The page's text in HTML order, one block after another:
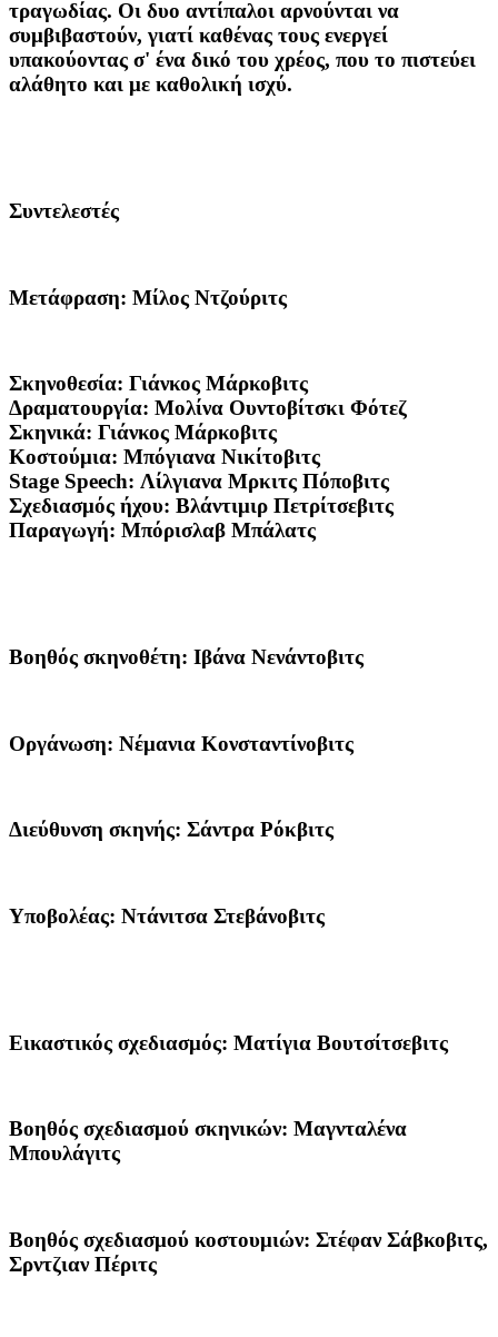
τραγωδίας. Οι δυο αντίπαλοι αρνούνται να
συμβιβαστούν, γιατί καθένας τους ενεργεί
υπακούοντας σ' ένα δικό του χρέος, που το πιστεύει
αλάθητο και με καθολική ισχύ.
Συντελεστές
Μετάφραση: Μίλος Ντζούριτς
Σκηνοθεσία: Γιάνκος Μάρκοβιτς
Δραματουργία: Μολίνα Ουντοβίτσκι Φότεζ
Σκηνικά: Γιάνκος Μάρκοβιτς
Κοστούμια: Μπόγιανα Νικίτοβιτς
Stage Speech: Λίλγιανα Μρκιτς Πόποβιτς
Σχεδιασμός ήχου: Βλάντιμιρ Πετρίτσεβιτς
Παραγωγή: Μπόρισλαβ Μπάλατς
Βοηθός σκηνοθέτη: Ιβάνα Νενάντοβιτς
Οργάνωση: Νέμανια Κονσταντίνοβιτς
Διεύθυνση σκηνής: Σάντρα Ρόκβιτς
Υποβολέας: Ντάνιτσα Στεβάνοβιτς
Εικαστικός σχεδιασμός: Ματίγια Βουτσίτσεβιτς
Βοηθός σχεδιασμού σκηνικών: Μαγνταλένα
Μπουλάγιτς
Βοηθός σχεδιασμού κοστουμιών: Στέφαν Σάβκοβιτς,
Σρντζιαν Πέριτς